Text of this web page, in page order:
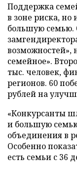
Поддержка
в зоне риска, но
большую семью.
возможностей»,
семейное».
тыс. человек,
регионов. 60
рублей на
«Конкурсанты
и большую
объединения в
Особенно
есть семьи с 36